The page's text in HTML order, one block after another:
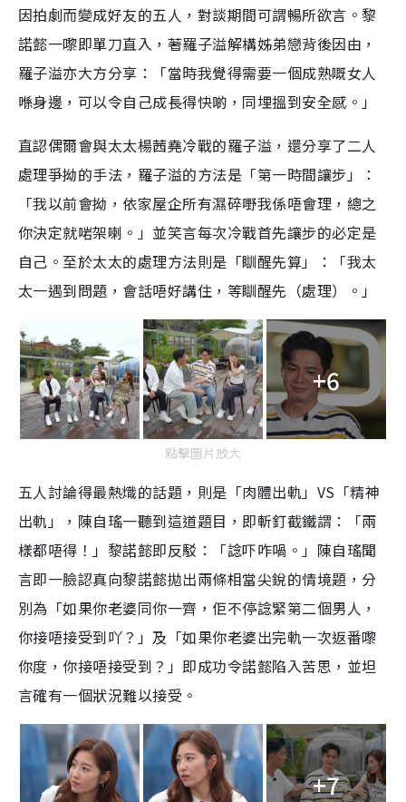
因拍劇而變成好友的五人，對談期間可謂暢所欲言。黎
諾懿一嚟即單刀直入，著羅子溢解構姊弟戀背後因由，
羅子溢亦大方分享：「當時我覺得需要一個成熟嘅女人
喺身邊，可以令自己成長得快啲，同埋搵到安全感。」
直認偶爾會與太太楊茜堯冷戰的羅子溢，還分享了二人
處理爭拗的手法，羅子溢的方法是「第一時間讓步」：
「我以前會拗，依家屋企所有濕碎嘢我係唔會理，總之
你決定就啱架喇。」並笑言每次冷戰首先讓步的必定是
自己。至於太太的處理方法則是「瞓醒先算」：「我太
太一遇到問題，會話唔好講住，等瞓醒先（處理）。」
+6
點擊圖片放大
五人討論得最熱熾的話題，則是「肉體出軌」VS「精神
出軌」，陳自瑤一聽到這道題目，即斬釘截鐵謂：「兩
樣都唔得！」黎諾懿即反駁：「諗吓咋喎。」陳自瑤聞
言即一臉認真向黎諾懿拋出兩條相當尖銳的情境題，分
別為「如果你老婆同你一齊，佢不停諗緊第二個男人，
你接唔接受到吖？」及「如果你老婆出完軌一次返番嚟
你度，你接唔接受到？」即成功令諾懿陷入苦思，並坦
言確有一個狀況難以接受。
+7